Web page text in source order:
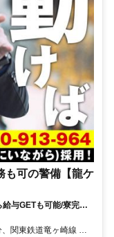
も可の警備【龍ケ
与GETも可能/寮完備
関東鉄道竜ヶ崎線 入